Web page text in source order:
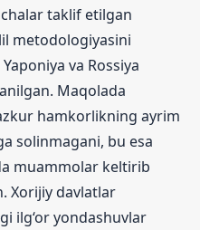
taklif etilgan
metodologiyasini
va Rossiya
Maqolada
hamkorlikning ayrim
solinmagani, bu esa
muammolar keltirib
Xorijiy davlatlar
ilg‘or yondashuvlar